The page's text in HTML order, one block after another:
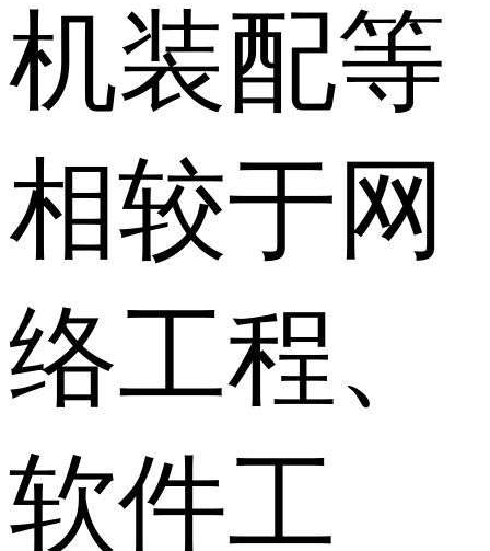
机装配等
相较于网
络工程、
软件工